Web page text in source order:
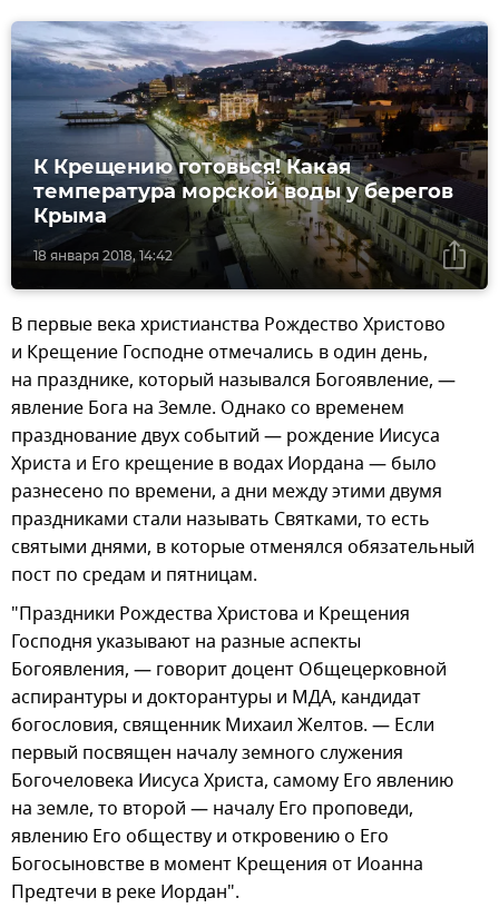
18 января 2018, 14:42
К Крещению готовься! Какая
температура морской воды у берегов
Крыма
В первые века христианства Рождество Христово
и Крещение Господне отмечались в один день,
на празднике, который назывался Богоявление, —
явление Бога на Земле. Однако со временем
празднование двух событий — рождение Иисуса
Христа и Его крещение в водах Иордана — было
разнесено по времени, а дни между этими двумя
праздниками стали называть Святками, то есть
святыми днями, в которые отменялся обязательный
пост по средам и пятницам.
"Праздники Рождества Христова и Крещения
Господня указывают на разные аспекты
Богоявления, — говорит доцент Общецерковной
аспирантуры и докторантуры и МДА, кандидат
богословия, священник Михаил Желтов. — Если
первый посвящен началу земного служения
Богочеловека Иисуса Христа, самому Его явлению
на земле, то второй — началу Его проповеди,
явлению Его обществу и откровению о Его
Богосыновстве в момент Крещения от Иоанна
Предтечи в реке Иордан".